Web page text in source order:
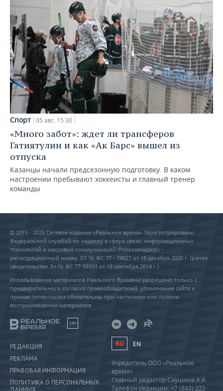
Спорт 05 авг, 15:30
«Много забот»: ждет ли трансферов
Гатиятулин и как «Ак Барс» вышел из
отпуска
Казанцы начали предсезонную подготовку. В каком
настроении пребывают хоккеисты и главный тренер
команды
© 2015 - 2026 Сетевое издание «Реальное время» Зарегистрировано
Федеральной службой по надзору в сфере связи, информационных
технологий и массовых коммуникаций (Роскомнадзор) –
регистрационный номер ЭЛ № ФС 77 - 79627 от 18 декабря 2020 г. (ранее
свидетельство Эл № ФС 77-59331 от 18 сентября 2014 г.)
Использование материалов Реального Времени разрешено только с
предварительного согласия правообладателей, упоминание сайта и
прямая гиперссылка обязательны при частичном или полном
воспроизведении материалов.
18+
РЕДАКЦИЯ
РЕКЛАМА
ПРАВОВАЯ ИНФОРМАЦИЯ
ПОЛИТИКА О ПЕРСОНАЛЬНЫХ
ДАННЫХ
RU EN
Учредитель ООО «Реальное
время»
Главный редактор Саушина А.А.
Телефон редакции: +7 (843) 222-